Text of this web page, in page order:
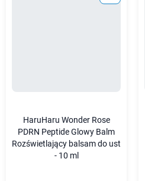
HaruHaru Wonder Rose
PDRN Peptide Glowy Balm
Rozświetlający balsam do ust
- 10 ml